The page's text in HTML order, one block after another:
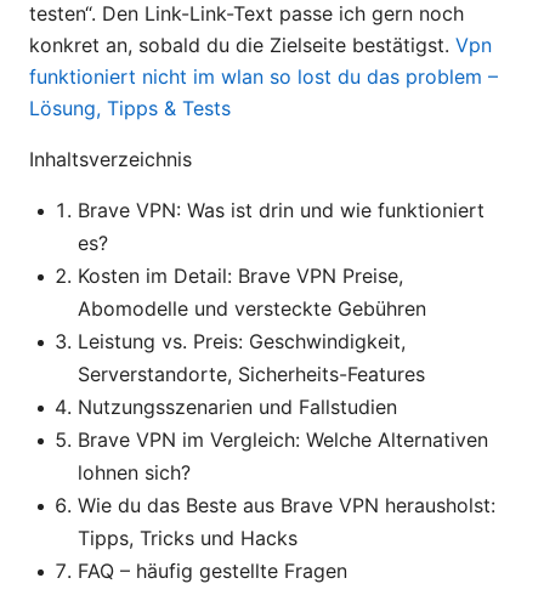
testen“. Den Link-Link-Text passe ich gern noch
konkret an, sobald du die Zielseite bestätigst. Vpn
funktioniert nicht im wlan so lost du das problem –
Lösung, Tipps & Tests
Inhaltsverzeichnis
Brave VPN: Was ist drin und wie funktioniert
es?
Kosten im Detail: Brave VPN Preise,
Abomodelle und versteckte Gebühren
Leistung vs. Preis: Geschwindigkeit,
Serverstandorte, Sicherheits-Features
Nutzungsszenarien und Fallstudien
Brave VPN im Vergleich: Welche Alternativen
lohnen sich?
Wie du das Beste aus Brave VPN herausholst:
Tipps, Tricks und Hacks
FAQ – häufig gestellte Fragen